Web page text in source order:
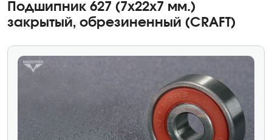
Подшипник 627 (7х22х7 мм.)
закрытый, обрезиненный (CRAFT)